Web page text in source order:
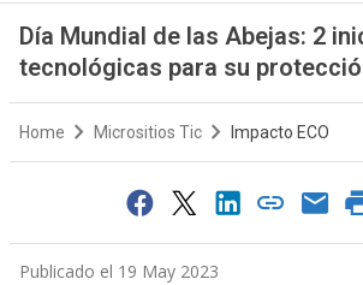
Día Mundial de las Abejas: 2
tecnológicas para su
Home Micrositios Tic Impacto ECO
Publicado el 19 May 2023